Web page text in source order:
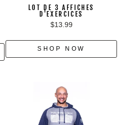
LOT DE 3 AFFICHES
D'EXERCICES
$13.99
SHOP NOW